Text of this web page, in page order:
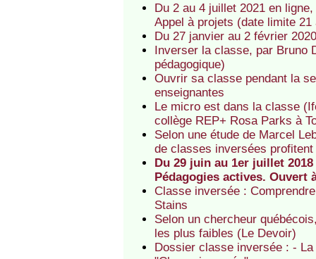
Du 2 au 4 juillet 2021 en
Appel à projets (date limite 21
Du 27 janvier au 2 février
Inverser la classe, par Bruno
pédagogique)
Ouvrir sa classe pendant la
enseignantes
Le micro est dans la classe
collège REP+ Rosa Parks à
Selon une étude de Marcel
de classes inversées
Du 29 juin au 1er juillet
Pédagogies actives. Ouvert
Classe inversée :
Stains
Selon un chercheur
les plus faibles (Le Devoir)
Dossier classe inversée : -